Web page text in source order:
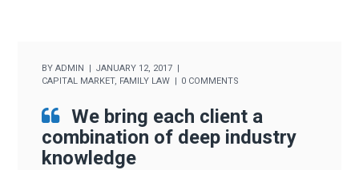
BYADMIN
JANUARY 12, 2017
CAPITAL MARKET, FAMILY LAW 0 COMMENTS
We bring each client a
combination of deep industry
knowledge